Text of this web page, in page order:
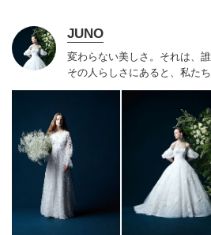
JUNO
変わらない美しさ。それは、
その人らしさにあると、私たち
たひと組のおふたりのこれま
ス、ことばにならない想いさ
をあわせる時間は、結婚式の
先もつづくおふたりの人生を
信とよろこびに満ちたすべて
の人らしさという、変わらな
つづけています。